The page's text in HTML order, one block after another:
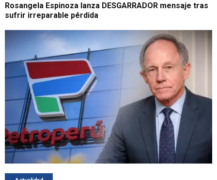
Rosangela Espinoza lanza DESGARRADOR mensaje tras
sufrir irreparable pérdida